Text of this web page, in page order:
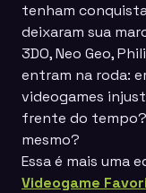
tenham
deixaram sua
3DO, Neo Geo,
entram na roda:
videogames
frente do tempo?
mesmo?
Essa é mais uma
Videogame